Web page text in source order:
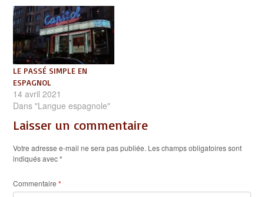
LE PASSÉ SIMPLE EN
ESPAGNOL
14 avril 2021
Dans "Langue espagnole"
Laisser un commentaire
Votre adresse e-mail ne sera pas publiée. Les champs obligatoires sont
indiqués avec*
Commentaire *